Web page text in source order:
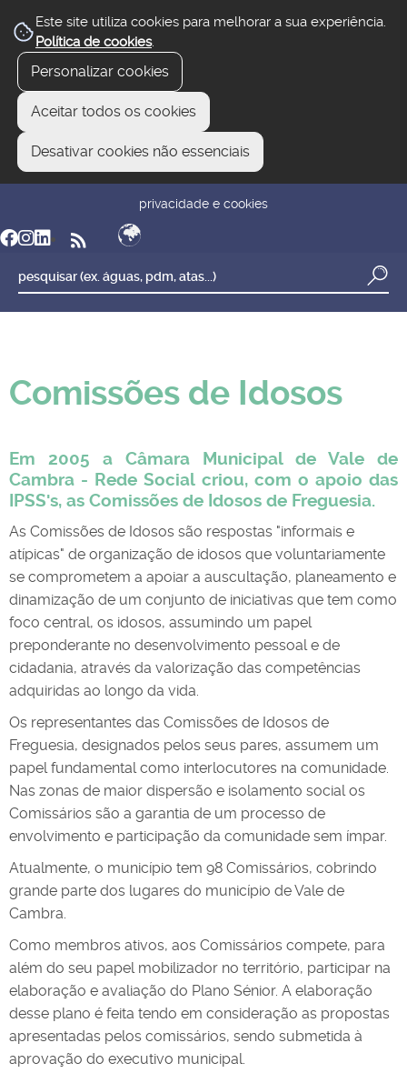
Este site utiliza cookies para melhorar a sua experiência.
Política de cookies.
Personalizar cookies
Aceitar todos os cookies
Desativar cookies não essenciais
privacidade e cookies
Comissões de Idosos
Em 2005 a Câmara Municipal de Vale de
Cambra - Rede Social criou, com o apoio das
IPSS's, as Comissões de Idosos de Freguesia.
As Comissões de Idosos são respostas "informais e
atípicas" de organização de idosos que voluntariamente
se comprometem a apoiar a auscultação, planeamento e
dinamização de um conjunto de iniciativas que tem como
foco central, os idosos, assumindo um papel
preponderante no desenvolvimento pessoal e de
cidadania, através da valorização das competências
adquiridas ao longo da vida.
Os representantes das Comissões de Idosos de
Freguesia, designados pelos seus pares, assumem um
papel fundamental como interlocutores na comunidade.
Nas zonas de maior dispersão e isolamento social os
Comissários são a garantia de um processo de
envolvimento e participação da comunidade sem ímpar.
Atualmente, o município tem 98 Comissários, cobrindo
grande parte dos lugares do município de Vale de
Cambra.
Como membros ativos, aos Comissários compete, para
além do seu papel mobilizador no território, participar na
elaboração e avaliação do Plano Sénior. A elaboração
desse plano é feita tendo em consideração as propostas
apresentadas pelos comissários, sendo submetida à
aprovação do executivo municipal.